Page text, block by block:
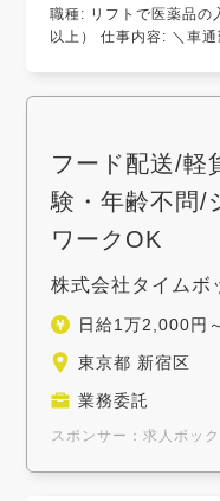
職種: リフトで医薬品の
以上） 仕事内容: ＼車
フード配送/軽
験・年齢不問/
ワークOK
株式会社タイムボ
日給1万2,000円
東京都 新宿区
業務委託
スポンサー：求人ボック